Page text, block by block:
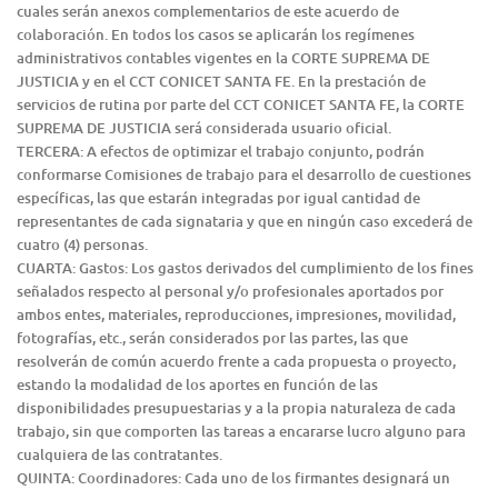
cuales serán anexos complementarios de este acuerdo de
colaboración. En todos los casos se aplicarán los regímenes
administrativos contables vigentes en la CORTE SUPREMA DE
JUSTICIA y en el CCT CONICET SANTA FE. En la prestación de
servicios de rutina por parte del CCT CONICET SANTA FE, la CORTE
SUPREMA DE JUSTICIA será considerada usuario oficial.
TERCERA: A efectos de optimizar el trabajo conjunto, podrán
conformarse Comisiones de trabajo para el desarrollo de cuestiones
específicas, las que estarán integradas por igual cantidad de
representantes de cada signataria y que en ningún caso excederá de
cuatro (4) personas.
CUARTA: Gastos: Los gastos derivados del cumplimiento de los fines
señalados respecto al personal y/o profesionales aportados por
ambos entes, materiales, reproducciones, impresiones, movilidad,
fotografías, etc., serán considerados por las partes, las que
resolverán de común acuerdo frente a cada propuesta o proyecto,
estando la modalidad de los aportes en función de las
disponibilidades presupuestarias y a la propia naturaleza de cada
trabajo, sin que comporten las tareas a encararse lucro alguno para
cualquiera de las contratantes.
QUINTA: Coordinadores: Cada uno de los firmantes designará un